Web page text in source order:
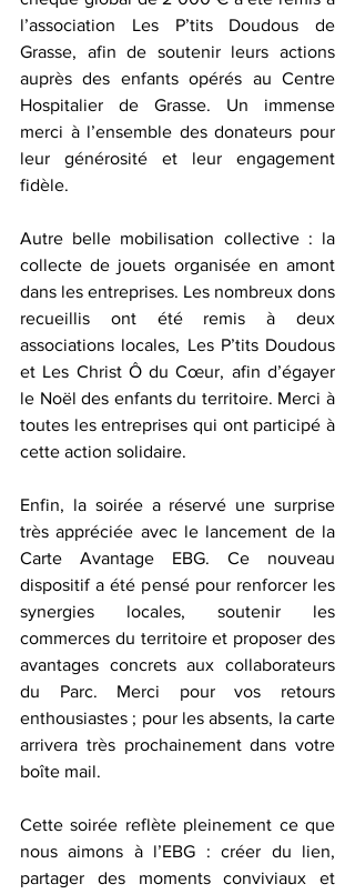
l’association Les P’tits Doudous de
Grasse, afin de soutenir leurs actions
auprès des enfants opérés au Centre
Hospitalier de Grasse. Un immense
merci à l’ensemble des donateurs pour
leur générosité et leur engagement
fidèle.
Autre belle mobilisation collective : la
collecte de jouets organisée en amont
dans les entreprises. Les nombreux dons
recueillis ont été remis à deux
associations locales, Les P’tits Doudous
et Les Christ Ô du Cœur, afin d’égayer
le Noël des enfants du territoire. Merci à
toutes les entreprises qui ont participé à
cette action solidaire.
Enfin, la soirée a réservé une surprise
très appréciée avec le lancement de la
Carte Avantage EBG. Ce nouveau
dispositif a été pensé pour renforcer les
synergies locales, soutenir les
commerces du territoire et proposer des
avantages concrets aux collaborateurs
du Parc. Merci pour vos retours
enthousiastes ; pour les absents, la carte
arrivera très prochainement dans votre
boîte mail.
Cette soirée reflète pleinement ce que
nous aimons à l’EBG : créer du lien,
partager des moments conviviaux et